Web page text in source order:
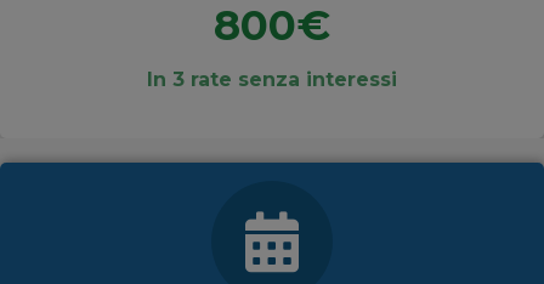
800€
In 3 rate senza interessi